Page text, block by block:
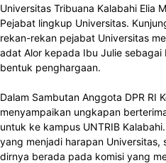
Universitas Tribuana Kalabahi Elia
Pejabat lingkup Universitas.
rekan-rekan pejabat Universitas
adat Alor kepada Ibu Julie
bentuk penghargaan.
Dalam Sambutan Anggota DPR RI
menyampaikan ungkapan
untuk ke kampus UNTRIB
yang menjadi harapan Universitas,
dirnya berada pada komisi yang